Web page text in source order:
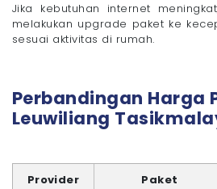
Jika kebutuhan internet
melakukan upgrade paket ke
sesuai aktivitas di rumah.
Perbandingan Harga
Leuwiliang
Provider Paket